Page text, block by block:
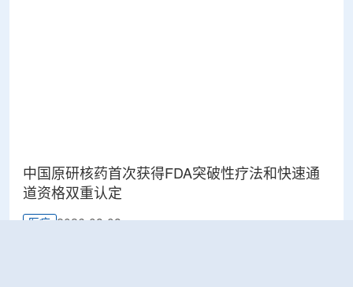
中国原研核药首次获得FDA突破性疗法和快速通
道资格双重认定
医疗 2026-08-08